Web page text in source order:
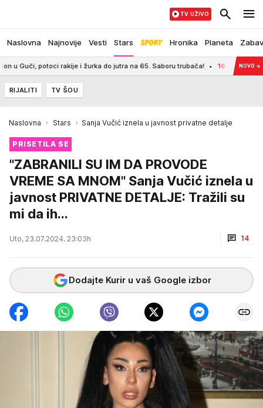
Naslovna Najnovije Vesti Stars Hronika Planeta
TV UŽIVO
potoci rakije i žurka do jutra na 65. Saboru trubača! 16:12 VUČIĆ KREĆE
NOVO →
RIJALITI TV ŠOU
Naslovna Stars Sanja Vučić iznela u javnost privatne detalje
PRISETILA SE
"ZABRANILI SU IM DA PROVODE
VREME SA MNOM" Sanja Vučić iznela u
javnost PRIVATNE DETALJE: Tražili su
mi da ih...
Uto, 23.07.2024. 23:03h 14
Dodajte Kurir u vaš Google izbor